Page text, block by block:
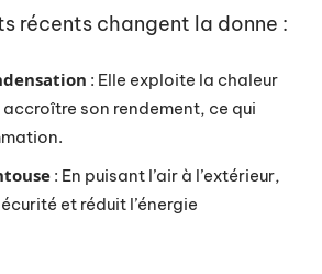
récents changent la donne :
: Elle exploite la chaleur
son rendement, ce qui
: En puisant l’air à l’extérieur,
et réduit l’énergie